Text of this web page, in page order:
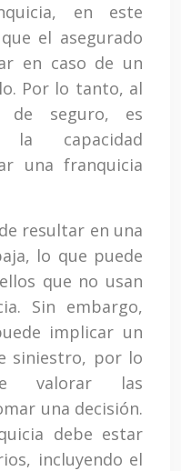
en este
el asegurado
en caso de un
Por lo tanto, al
de seguro, es
la capacidad
una franquicia
resultar en una
lo que puede
que no usan
Sin embargo,
implicar un
siniestro, por lo
valorar las
una decisión.
debe estar
incluyendo el